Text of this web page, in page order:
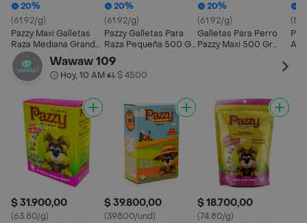
20%
(61.92/g)
Pazzy Maxi Galletas
Raza Mediana Grande
Pazzy 500 Gr
20%
(61.92/g)
Pazzy Galletas Para
Raza Pequeña 500 Gr
Pazzy Mini
20%
(61.92/g)
Galletas Para Perro
Pazzy Maxi 500 Gr
Wawaw 109
Hoy, 10 AM• $ 4500
$ 31.900,00
(63.80/g)
$ 39.800,00
(39800/und)
$ 18.700,00
(74.80/g)